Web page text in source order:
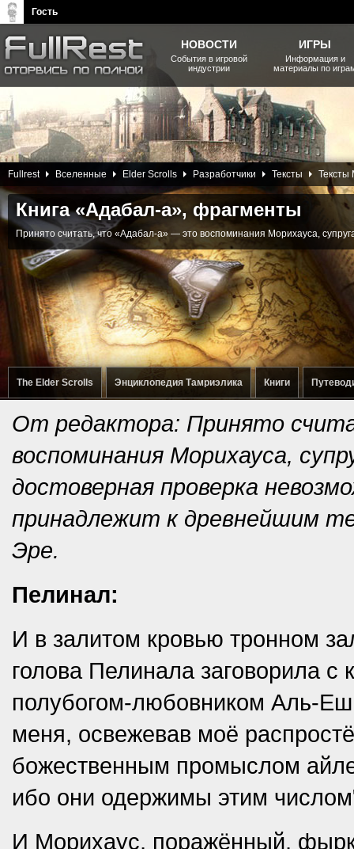
31 Января 2014
The Elder Scrolls Энциклопедия Тамриэлика Книги
Книга «Адабал-а», фрагменты
Принято считать, что «Адабал-а» — это воспоминания Морихауса,
Fullrest Вселенные Elder Scrolls Разработчики Тексты Тексты
От редактора: Принято
воспоминания Морихауса,
достоверная проверка
принадлежит к древнейшим
Эре.
Пелинал:
И в залитом кровью тронном
голова Пелинала заговорила
полубогом-любовником Аль-
меня, освежевав моё
божественным промыслом
ибо они одержимы этим
И Морихаус, поражённый,
Bethesda Softworks - статьи,
новости, дополнения
НОВОСТИ
События в игровой
индустрии
ИГРЫ
Информация и
материалы по
Гость